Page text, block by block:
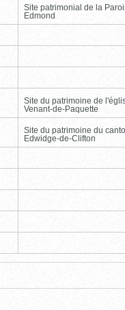
Site patrimonial de la
Edmond
Site du patrimoine de
Venant-de-Paquette
Site du patrimoine du
Edwidge-de-Clifton